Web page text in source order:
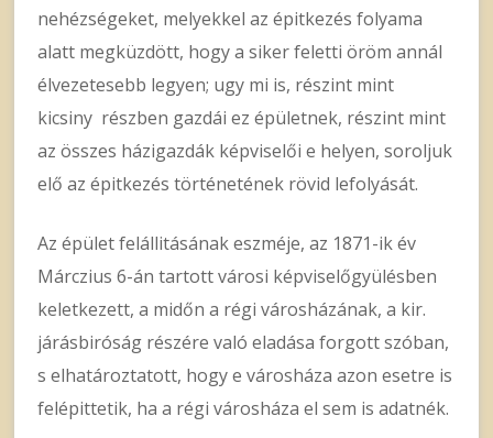
nehézségeket, melyekkel az épitkezés folyama
alatt megküzdött, hogy a siker feletti öröm annál
élvezetesebb legyen; ugy mi is, részint mint
kicsiny részben gazdái ez épületnek, részint mint
az összes házigazdák képviselői e helyen, soroljuk
elő az épitkezés történetének rövid lefolyását.
Az épület felállitásának eszméje, az 1871-ik év
Márczius 6-án tartott városi képviselőgyülésben
keletkezett, a midőn a régi városházának, a kir.
járásbiróság részére való eladása forgott szóban,
s elhatároztatott, hogy e városháza azon esetre is
felépittetik, ha a régi városháza el sem is adatnék.